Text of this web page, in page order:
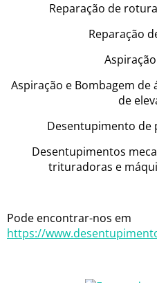
Reparação de
Reparação
Aspiração e Bombagem de
de
Desentupimento de
Desentupimentos
trituradoras e
Pode encontrar-nos em
https://